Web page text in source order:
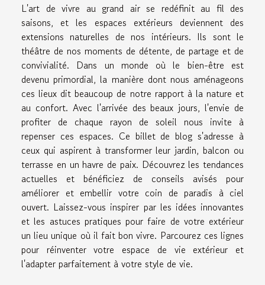
L'art de vivre au grand air se redéfinit au fil des
saisons, et les espaces extérieurs deviennent des
extensions naturelles de nos intérieurs. Ils sont le
théâtre de nos moments de détente, de partage et de
convivialité. Dans un monde où le bien-être est
devenu primordial, la manière dont nous aménageons
ces lieux dit beaucoup de notre rapport à la nature et
au confort. Avec l'arrivée des beaux jours, l'envie de
profiter de chaque rayon de soleil nous invite à
repenser ces espaces. Ce billet de blog s'adresse à
ceux qui aspirent à transformer leur jardin, balcon ou
terrasse en un havre de paix. Découvrez les tendances
actuelles et bénéficiez de conseils avisés pour
améliorer et embellir votre coin de paradis à ciel
ouvert. Laissez-vous inspirer par les idées innovantes
et les astuces pratiques pour faire de votre extérieur
un lieu unique où il fait bon vivre. Parcourez ces lignes
pour réinventer votre espace de vie extérieur et
l'adapter parfaitement à votre style de vie.